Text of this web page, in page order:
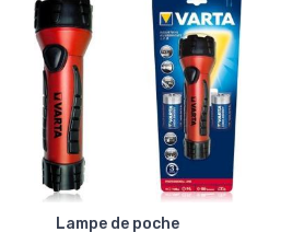
Lampe de poche